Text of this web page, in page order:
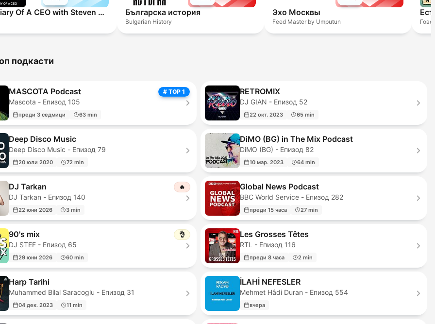
The Diary Of A CEO with Steven Bartlett Българска история
Bulgarian History
Эхо Москвы
Feed Master by Umputun
подкасти
# TOP 1
MASCOTA Podcast
Mascota - Епизод 105
преди 3 седмици 63 min
RETROMIX
DJ GIAN - Епизод 52
22 окт. 2023 65 min
Deep Disco Music
Deep Disco Music - Епизод 79
20 юли 2020 72 min
DiMO (BG) in The Mix Podcast
DiMO (BG) - Епизод 82
10 мар. 2023 64 min
🔥
DJ Tarkan
DJ Tarkan - Епизод 140
22 юни 2026 3 min
Global News Podcast
BBC World Service - Епизод 282
преди 15 часа 27 min
👌
90's mix
DJ STEF - Епизод 65
29 юни 2026 60 min
Les Grosses Têtes
RTL - Епизод 116
преди 8 часа 2 min
Harp Tarihi
Muhammed Bilal Saracoglu - Епизод 31
04 дек. 2023 11 min
İLAHİ NEFESLER
Mehmet Hâdi Duran - Епизод 554
вчера